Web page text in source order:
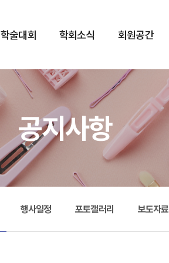
학술대회 학회소식 회원공간
공지사항
행사일정 포토갤러리 보도자료